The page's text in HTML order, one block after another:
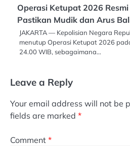
Operasi Ketupat 2026
Pastikan Mudik dan Arus
JAKARTA — Kepolisian Negara
menutup Operasi Ketupat 2026
24.00 WIB, sebagaimana…
Leave a Reply
Your email address will not be
fields are marked *
Comment *